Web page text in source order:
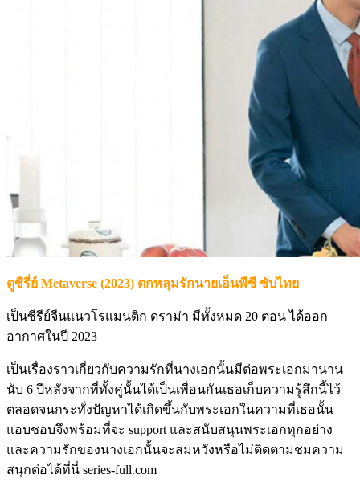
ดูซีรี่ย์ Metaverse (2023) ตกหลุมรักนายเอ็นพีซี ซับไทย
เป็นซีรีย์จีนแนวโรแมนติก ดราม่า มีทั้งหมด 20 ตอน ได้ออก
อากาศในปี 2023
เป็นเรื่องราวเกี่ยวกับความรักที่นางเอกนั้นมีต่อพระเอกมานาน
นับ 6 ปีหลังจากที่ทั้งคู่นั้นได้เป็นเพื่อนกันเธอเก็บความรู้สึกนี้ไว้
ตลอดจนกระทั่งปัญหาได้เกิดขึ้นกับพระเอกในความที่เธอนั้น
แอบชอบจึงพร้อมที่จะ support และสนับสนุนพระเอกทุกอย่าง
และความรักของนางเอกนั้นจะสมหวังหรือไม่ติดตามชมความ
สนุกต่อได้ที่นี่ series-full.com